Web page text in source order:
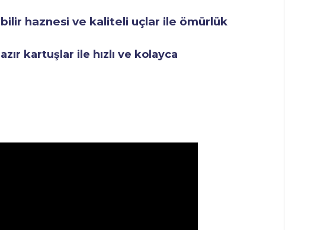
haznesi ve kaliteli uçlar ile ömürlük
kartuşlar ile hızlı ve kolayca